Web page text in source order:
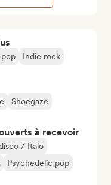
Indie rock
Shoegaze
à recevoir
/ Italo
Psychedelic pop